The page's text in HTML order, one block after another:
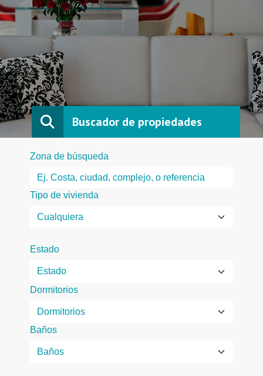
Buscador de propiedades
Zona de búsqueda
Tipo de vivienda
Estado
Dormitorios
Baños